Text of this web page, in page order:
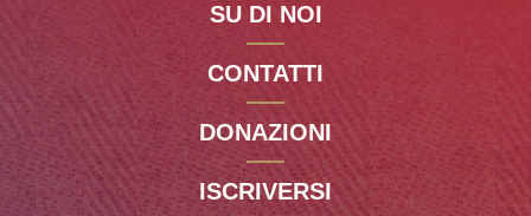
SU DI NOI
CONTATTI
DONAZIONI
ISCRIVERSI